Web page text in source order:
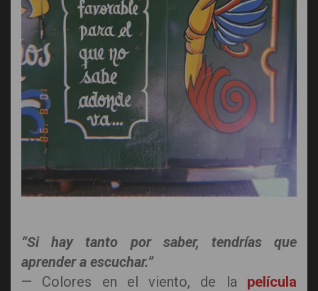
“Si hay tanto por saber, tendrías que
aprender a escuchar.”
— Colores en el viento, de la película